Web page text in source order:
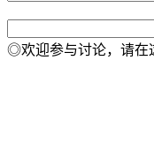
◎欢迎参与讨论，请在